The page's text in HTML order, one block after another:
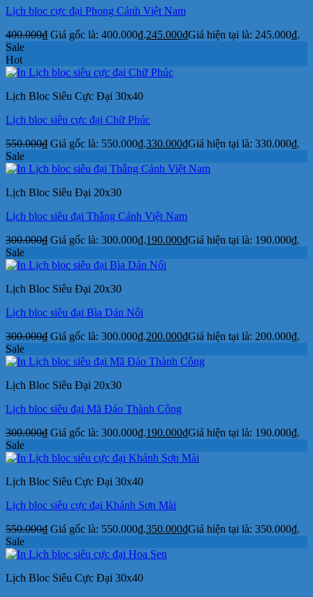
Lịch bloc cực đại Phong Cảnh Việt Nam
400.000₫ Giá gốc là: 400.000₫.245.000₫Giá hiện tại là: 245.000₫.
Sale
Hot
Lịch Bloc Siêu Cực Đại 30x40
Lịch bloc siêu cực đại Chữ Phúc
550.000₫ Giá gốc là: 550.000₫.330.000₫Giá hiện tại là: 330.000₫.
Sale
Lịch Bloc Siêu Đại 20x30
Lịch bloc siêu đại Thắng Cảnh Việt Nam
300.000₫ Giá gốc là: 300.000₫.190.000₫Giá hiện tại là: 190.000₫.
Sale
Lịch Bloc Siêu Đại 20x30
Lịch bloc siêu đại Bìa Dán Nổi
300.000₫ Giá gốc là: 300.000₫.200.000₫Giá hiện tại là: 200.000₫.
Sale
Lịch Bloc Siêu Đại 20x30
Lịch bloc siêu đại Mã Đáo Thành Công
300.000₫ Giá gốc là: 300.000₫.190.000₫Giá hiện tại là: 190.000₫.
Sale
Lịch Bloc Siêu Cực Đại 30x40
Lịch bloc siêu cực đại Khánh Sơn Mài
550.000₫ Giá gốc là: 550.000₫.350.000₫Giá hiện tại là: 350.000₫.
Sale
Lịch Bloc Siêu Cực Đại 30x40